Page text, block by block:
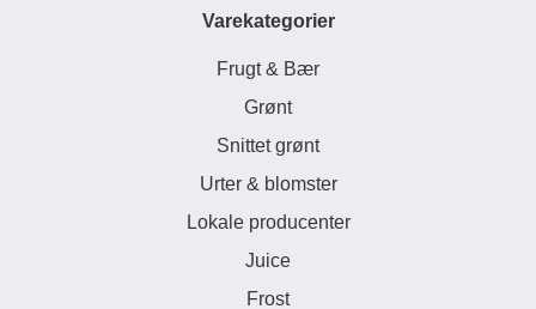
Varekategorier
Frugt & Bær
Grønt
Snittet grønt
Urter & blomster
Lokale producenter
Juice
Frost